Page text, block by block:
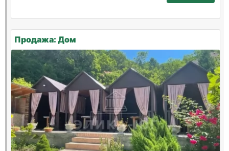
Продажа: Дом